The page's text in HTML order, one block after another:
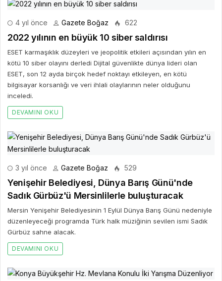
4 yıl önce Gazete Boğaz 622
2022 yılının en büyük 10 siber saldırısı
ESET karmaşıklık düzeyleri ve jeopolitik etkileri açısından yılın en
kötü 10 siber olayını derledi Dijital güvenlikte dünya lideri olan
ESET, son 12 ayda birçok hedef noktayı etkileyen, en kötü
bilgisayar korsanlığı ve veri ihlali olaylarının neler olduğunu
inceledi.
DEVAMINI OKU
3 yıl önce Gazete Boğaz 529
Yenişehir Belediyesi, Dünya Barış Günü'nde
Sadık Gürbüz'ü Mersinlilerle buluşturacak
Mersin Yenişehir Belediyesinin 1 Eylül Dünya Barış Günü nedeniyle
düzenleyeceği programda Türk halk müziğinin sevilen ismi Sadık
Gürbüz sahne alacak.
DEVAMINI OKU